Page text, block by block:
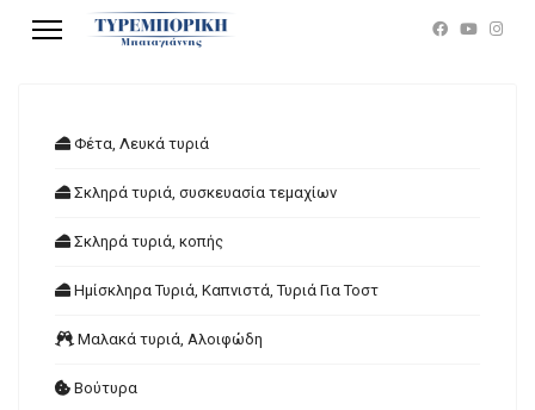
Φέτα, Λευκά τυριά
Σκληρά τυριά, συσκευασία τεμαχίων
Σκληρά τυριά, κοπής
Ημίσκληρα Τυριά, Καπνιστά, Τυριά Για Τοστ
Μαλακά τυριά, Αλοιφώδη
Βούτυρα